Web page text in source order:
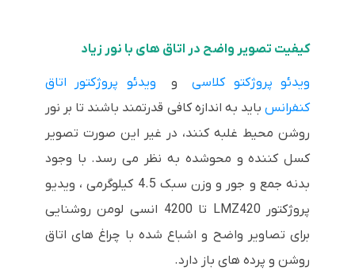
کیفیت تصویر واضح در اتاق های با نور زیاد
ویدئو پروژکتو کلاسی و ویدئو پروژکتور اتاق
کنفرانسباید به اندازه کافی قدرتمند باشند تا بر نور
روشن محیط غلبه کنند، در غیر این صورت تصویر
کسل کننده و محوشده به نظر می رسد. با وجود
بدنه جمع و جور و وزن سبک 4.5 کیلوگرمی ، ویدیو
پروژکتور LMZ420 تا 4200 انسی لومن روشنایی
برای تصاویر واضح و اشباع شده با چراغ های اتاق
روشن و پرده های باز دارد.